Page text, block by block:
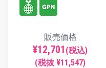
販売価格
¥12,701 (税込)
(税抜 ¥11,547)